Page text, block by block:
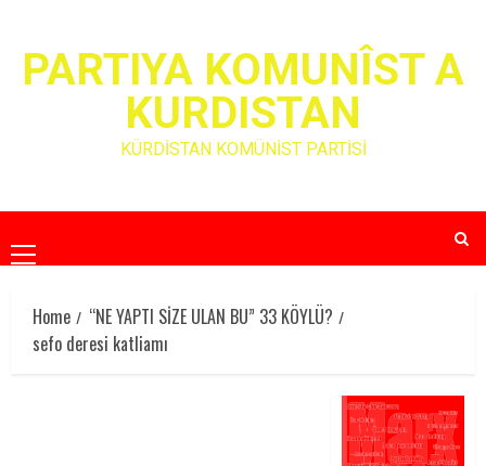
contentPARTIYA KOMUNÎST A
KURDISTAN
KÜRDİSTAN KOMÜNİST PARTİSİ
Primary
Menu
Home
“NE YAPTI SİZE ULAN BU” 33 KÖYLÜ?
sefo deresi katliamı